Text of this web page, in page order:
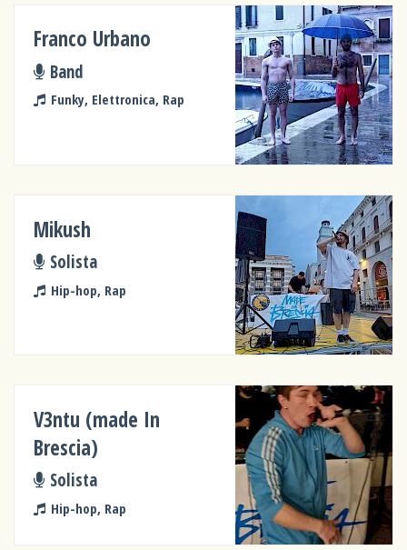
Franco Urbano
Band
Funky, Elettronica, Rap
Mikush
Solista
Hip-hop, Rap
V3ntu (made In
Brescia)
Solista
Hip-hop, Rap